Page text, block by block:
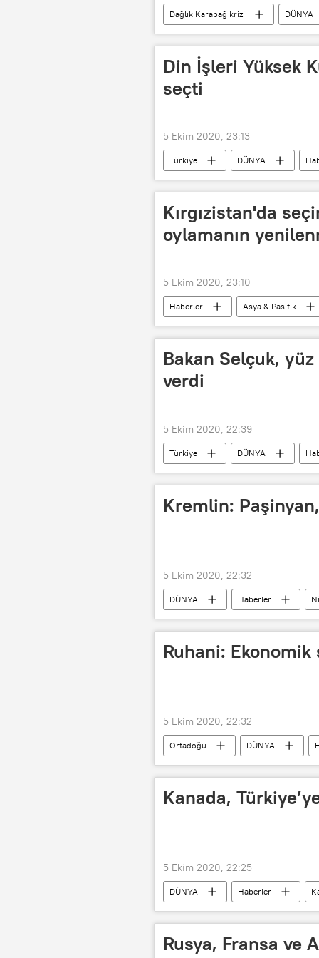
Dağlık Karabağ krizi DÜNYA
Ermenistan
Stephen Biegun
Zohrab Mnatsakanyan
Din İşleri Yüksek
seçti
5 Ekim 2020, 23:13
Türkiye DÜNYA
Abdurrahman Haçkalı
Kırgızistan'da
oylamanın
5 Ekim 2020, 23:10
Haberler Asya & Pasifik
Protesto
Birimdik
Bakan Selçuk,
verdi
5 Ekim 2020, 22:39
Türkiye DÜNYA
pandemi
ilkokul
Kremlin:
5 Ekim 2020, 22:32
DÜNYA Haberler
Kremlin
Rusya
Ruhani:
5 Ekim 2020, 22:32
Ortadoğu DÜNYA
Yaptırım
İran'a yaptırımlar
Kanada,
5 Ekim 2020, 22:25
DÜNYA Haberler
Rusya, Fransa ve